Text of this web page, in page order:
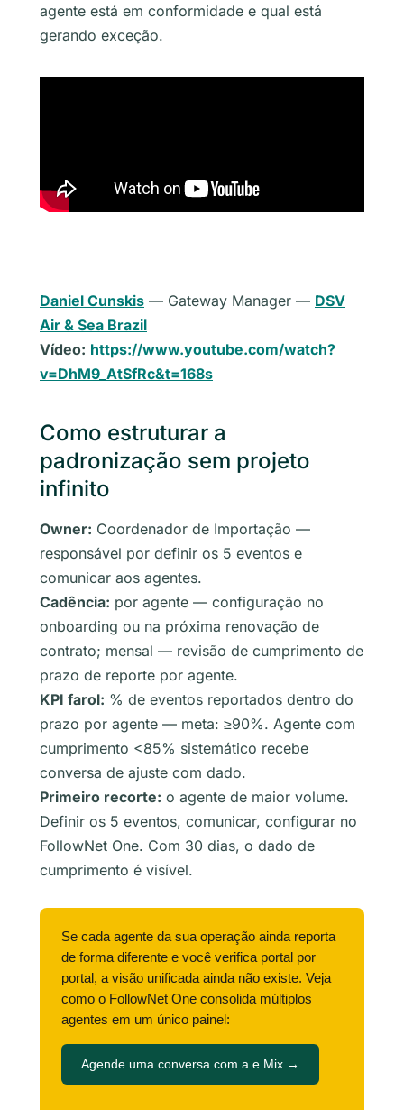
agente está em conformidade e qual está
gerando exceção.
Daniel Cunskis — Gateway Manager — DSV
Air & Sea Brazil
Vídeo: https://www.youtube.com/watch?
v=DhM9_AtSfRc&t=168s
Como estruturar a
padronização sem projeto
infinito
Owner: Coordenador de Importação —
responsável por definir os 5 eventos e
comunicar aos agentes.
Cadência: por agente — configuração no
onboarding ou na próxima renovação de
contrato; mensal — revisão de cumprimento de
prazo de reporte por agente.
KPI farol: % de eventos reportados dentro do
prazo por agente — meta: ≥90%. Agente com
cumprimento <85% sistemático recebe
conversa de ajuste com dado.
Primeiro recorte: o agente de maior volume.
Definir os 5 eventos, comunicar, configurar no
FollowNet One. Com 30 dias, o dado de
cumprimento é visível.
Se cada agente da sua operação ainda reporta
de forma diferente e você verifica portal por
portal, a visão unificada ainda não existe. Veja
como o FollowNet One consolida múltiplos
agentes em um único painel:
Agende uma conversa com a e.Mix →